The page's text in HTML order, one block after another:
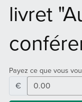
livret
Payez ce que vous
€